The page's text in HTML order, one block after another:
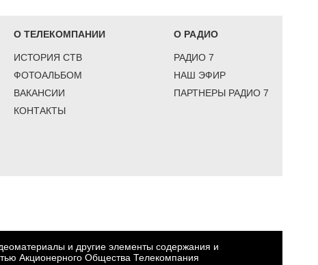
О ТЕЛЕКОМПАНИИ
ИСТОРИЯ СТВ
ФОТОАЛЬБОМ
ВАКАНСИИ
КОНТАКТЫ
О РАДИО
РАДИО 7
НАШ ЭФИР
ПАРТНЕРЫ РАДИО 7
и другие элементы содержания и
Акционерного Общества Телекомпания